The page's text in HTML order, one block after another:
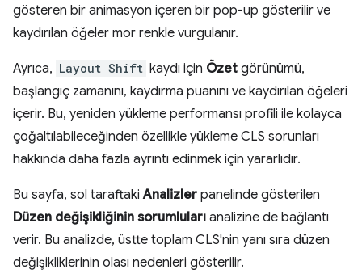
gösteren bir animasyon içeren bir pop-up gösterilir ve
kaydırılan öğeler mor renkle vurgulanır.
Ayrıca, Layout Shift kaydı için Özet görünümü,
başlangıç zamanını, kaydırma puanını ve kaydırılan öğeleri
içerir. Bu, yeniden yükleme performansı profili ile kolayca
çoğaltılabileceğinden özellikle yükleme CLS sorunları
hakkında daha fazla ayrıntı edinmek için yararlıdır.
Bu sayfa, sol taraftakiAnalizler panelinde gösterilen
Düzen değişikliğinin sorumluları analizine de bağlantı
verir. Bu analizde, üstte toplam CLS'nin yanı sıra düzen
değişikliklerinin olası nedenleri gösterilir.